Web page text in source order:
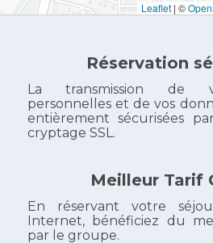
Leaflet | ©
Réservation
La transmission de
personnelles et de vos
entièrement sécurisées
cryptage SSL.
Meilleur Tarif
En réservant votre
Internet, bénéficiez du
par le groupe.